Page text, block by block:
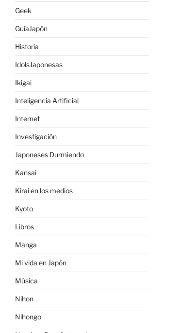
Geek
GuíaJapón
Historia
IdolsJaponesas
Ikigai
Inteligencia Artificial
Internet
Investigación
Japoneses Durmiendo
Kansai
Kirai en los medios
Kyoto
Libros
Manga
Mi vida en Japón
Música
Nihon
Nihongo